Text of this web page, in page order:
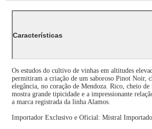
Características
Os estudos do cultivo de vinhas em altitudes
permitiram a criação de um saboroso Pinot Noir,
elegância, no coração de Mendoza. Rico, cheio
mostra grande tipicidade e a impressionante
a marca registrada da linha Alamos.
Importador Exclusivo e Oficial: Mistral